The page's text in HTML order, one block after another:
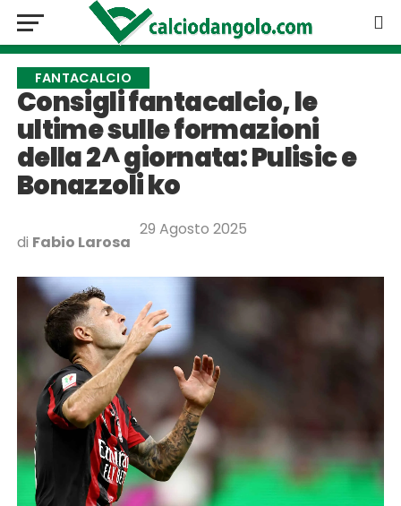
FANTACALCIO
Consigli fantacalcio, le
ultime sulle formazioni
della 2^ giornata: Pulisic e
Bonazzoli ko
di Fabio Larosa
29 Agosto 2025